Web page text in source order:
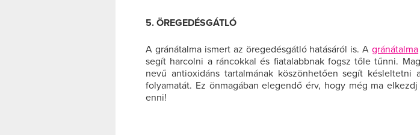
5. ÖREGEDÉSGÁTLÓ
A gránátalma ismert az öregedésgátló hatásáról is. Agránátalma
segít harcolni a ráncokkal és fiatalabbnak fogsz tőle tűnni.
nevű antioxidáns tartalmának köszönhetően segít késleltetni
folyamatát. Ez önmagában elegendő érv, hogy még ma elkezdj
enni!